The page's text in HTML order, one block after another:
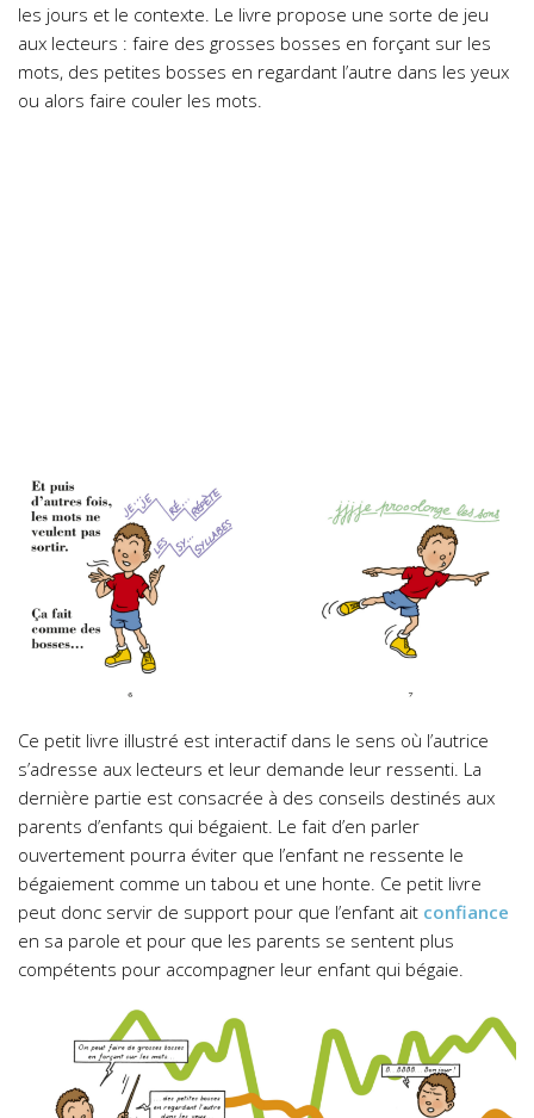
les jours et le contexte. Le livre propose une sorte de jeu
aux lecteurs : faire des grosses bosses en forçant sur les
mots, des petites bosses en regardant l’autre dans les yeux
ou alors faire couler les mots.
Ce petit livre illustré est interactif dans le sens où l’autrice
s’adresse aux lecteurs et leur demande leur ressenti. La
dernière partie est consacrée à des conseils destinés aux
parents d’enfants qui bégaient. Le fait d’en parler
ouvertement pourra éviter que l’enfant ne ressente le
bégaiement comme un tabou et une honte. Ce petit livre
peut donc servir de support pour que l’enfant ait confiance
en sa parole et pour que les parents se sentent plus
compétents pour accompagner leur enfant qui bégaie.